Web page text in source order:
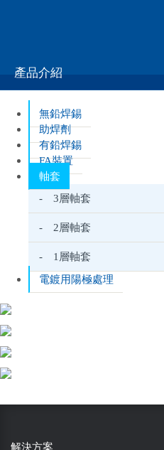
產品介紹
無鉛焊錫
助焊劑
有鉛焊錫
FA裝置
軸套
- 3層軸套
- 2層軸套
- 1層軸套
電鍍用陽極處理
解決方案